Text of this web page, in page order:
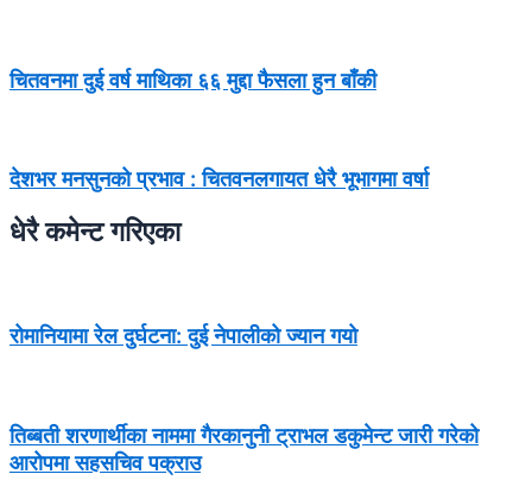
चितवनमा दुई वर्ष माथिका ६६ मुद्दा फैसला हुन बाँकी
देशभर मनसुनको प्रभाव : चितवनलगायत धेरै भूभागमा वर्षा
धेरै कमेन्ट गरिएका
रोमानियामा रेल दुर्घटना: दुई नेपालीको ज्यान गयो
तिब्बती शरणार्थीका नाममा गैरकानुनी ट्राभल डकुमेन्ट जारी गरेको
आरोपमा सहसचिव पक्राउ